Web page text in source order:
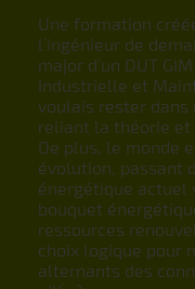
Une formation
l’ingénieur de
major d’un DUT
Industrielle et
voulais rester dans
reliant la théorie et
De plus, le monde
évolution, passant
énergétique actuel
bouquet
ressources
choix logique pour
alternants des